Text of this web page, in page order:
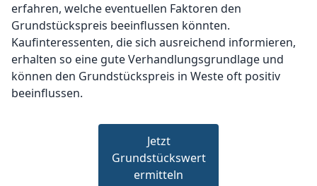
erfahren, welche eventuellen Faktoren den
Grundstückspreis beeinflussen könnten.
Kaufinteressenten, die sich ausreichend informieren,
erhalten so eine gute Verhandlungsgrundlage und
können den Grundstückspreis in Weste oft positiv
beeinflussen.
Jetzt
Grundstückswert
ermitteln